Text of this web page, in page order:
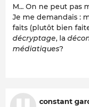
M... On ne peut pas
Je me demandais :
faits (plutôt bien
décryptage, la
médiatiques?
constant